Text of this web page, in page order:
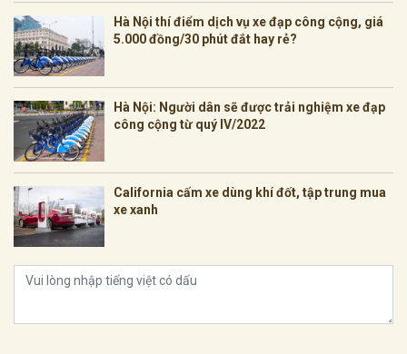
Hà Nội thí điểm dịch vụ xe đạp công cộng, giá
5.000 đồng/30 phút đắt hay rẻ?
Hà Nội: Người dân sẽ được trải nghiệm xe đạp
công cộng từ quý IV/2022
California cấm xe dùng khí đốt, tập trung mua
xe xanh